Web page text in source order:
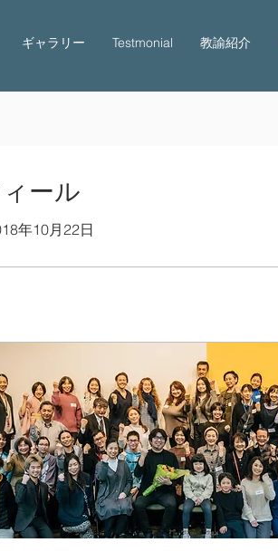
ギャラリー Testmonial 教諭紹介
ール
年10月22日